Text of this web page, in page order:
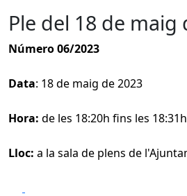
Ple del 18 de maig
Número 06/2023
Data: 18 de maig de 2023
Hora: de les 18:20h fins les 18:31h
Lloc: a la sala de plens de